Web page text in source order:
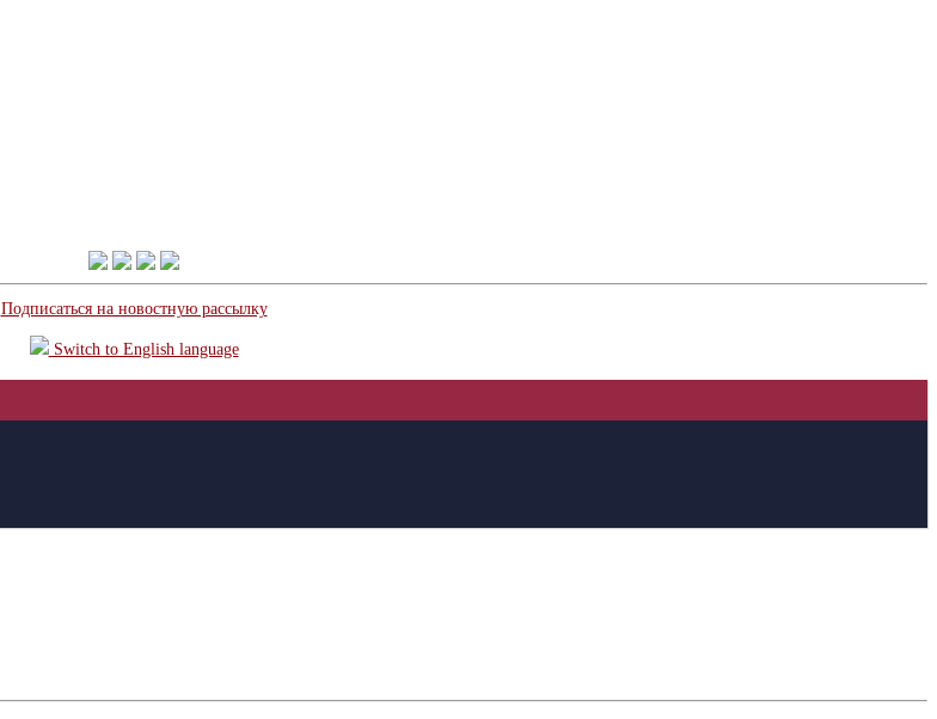
Подписаться на новостную рассылку
Switch to English language